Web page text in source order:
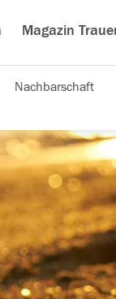
Magazin
Nachbarschaft